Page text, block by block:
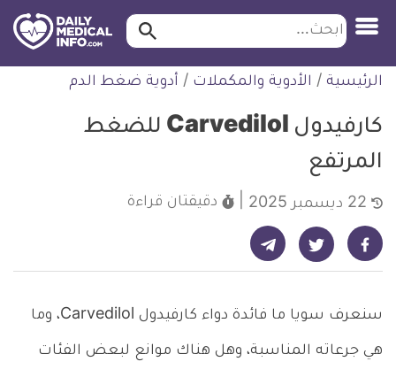
التخطي
للمحتوى
طبية
ابحث ابحث…
الرئيسية / الأدوية والمكملات / أدوية ضغط الدم
كارفيدول Carvedilol للضغط
المرتفع
دقيقتان قراءة
شارك على فيسبوك - ديلي ميديكال انفو شارك على تويتر - ديلي ميديكال انفو شارك على تيليجرام - ديلي ميديكال انفو
سنعرف سويا ما فائدة دواء كارفيدول Carvedilol، وما
هي جرعاته المناسبة، وهل هناك موانع لبعض الفئات